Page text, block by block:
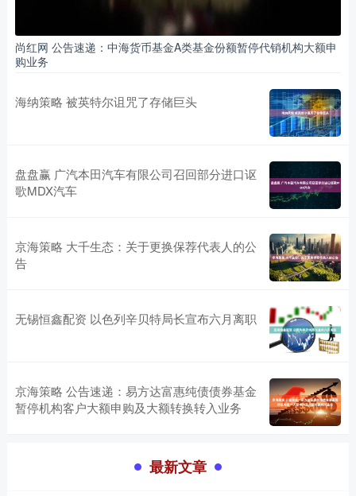
尚红网 公告速递：中海货币基金A类基金份额暂停代销机构大额申
购业务
海纳策略 被英特尔诅咒了存储巨头
盘盘赢 广汽本田汽车有限公司召回部分进口讴
歌MDX汽车
京海策略 大千生态：关于更换保荐代表人的公
告
无锡恒鑫配资 以色列辛贝特局长宣布六月离职
京海策略 公告速递：易方达富惠纯债债券基金
暂停机构客户大额申购及大额转换转入业务
最新文章